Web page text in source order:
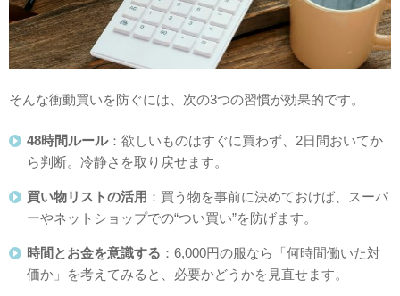
そんな衝動買いを防ぐには、次の3つの習慣が効果的です。
48時間ルール：欲しいものはすぐに買わず、2日間おいてか
ら判断。冷静さを取り戻せます。
買い物リストの活用 ：買う物を事前に決めておけば、スーパ
ーやネットショップでの“つい買い”を防げます。
時間とお金を意識する ：6,000円の服なら「何時間働いた対
価か」を考えてみると、必要かどうかを見直せます。